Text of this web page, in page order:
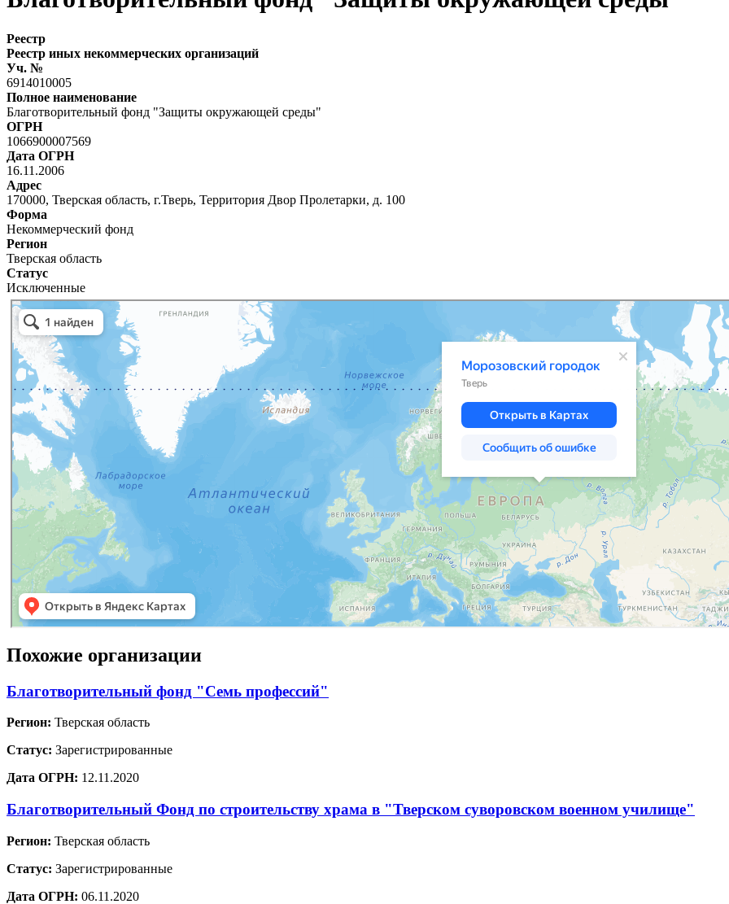
Реестр
Реестр иных некоммерческих организаций
Уч. №
6914010005
Полное наименование
Благотворительный фонд "Защиты окружающей среды"
ОГРН
1066900007569
Дата ОГРН
16.11.2006
Адрес
170000, Тверская область, г.Тверь, Территория Двор Пролетарки, д. 100
Форма
Некоммерческий фонд
Регион
Тверская область
Статус
Исключенные
Похожие организации
Благотворительный фонд "Семь профессий"
Регион: Тверская область
Статус: Зарегистрированные
Дата ОГРН: 12.11.2020
Благотворительный Фонд по строительству храма в "Тверском суворовском военном училище"
Регион: Тверская область
Статус: Зарегистрированные
Дата ОГРН: 06.11.2020